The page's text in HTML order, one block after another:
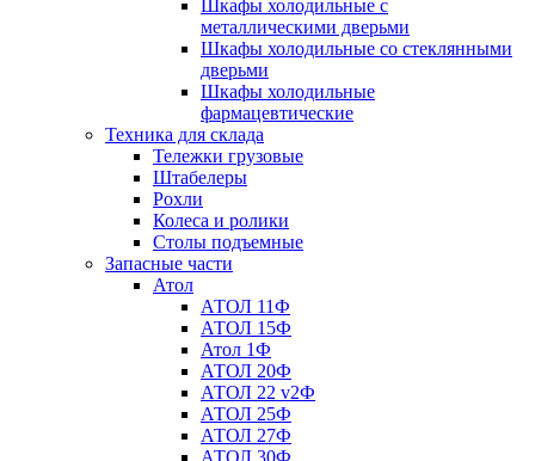
Шкафы холодильные с
металлическими дверьми
Шкафы холодильные со стеклянными
дверьми
Шкафы холодильные
фармацевтические
Техника для склада
Тележки грузовые
Штабелеры
Рохли
Колеса и ролики
Столы подъемные
Запасные части
Атол
АТОЛ 11Ф
АТОЛ 15Ф
Атол 1Ф
АТОЛ 20Ф
АТОЛ 22 v2Ф
АТОЛ 25Ф
АТОЛ 27Ф
АТОЛ 30Ф